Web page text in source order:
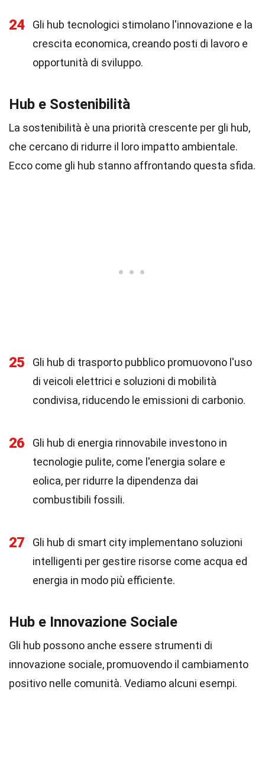
24
Gli hub tecnologici stimolano l'innovazione e la
crescita economica, creando posti di lavoro e
opportunità di sviluppo.
Hub e Sostenibilità
La sostenibilità è una priorità crescente per gli hub,
che cercano di ridurre il loro impatto ambientale.
Ecco come gli hub stanno affrontando questa sfida.
25
Gli hub di trasporto pubblico promuovono l'uso
di veicoli elettrici e soluzioni di mobilità
condivisa, riducendo le emissioni di carbonio.
26
Gli hub di energia rinnovabile investono in
tecnologie pulite, come l'energia solare e
eolica, per ridurre la dipendenza dai
combustibili fossili.
27
Gli hub di smart city implementano soluzioni
intelligenti per gestire risorse come acqua ed
energia in modo più efficiente.
Hub e Innovazione Sociale
Gli hub possono anche essere strumenti di
innovazione sociale, promuovendo il cambiamento
positivo nelle comunità. Vediamo alcuni esempi.